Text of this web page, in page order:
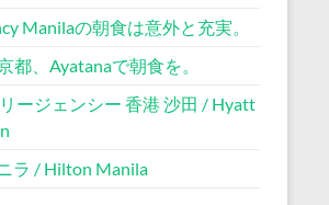
Manilaの朝食は意外と充実。
都、Ayatanaで朝食を。
ージェンシー 香港 沙田 / Hyatt
ラ / Hilton Manila